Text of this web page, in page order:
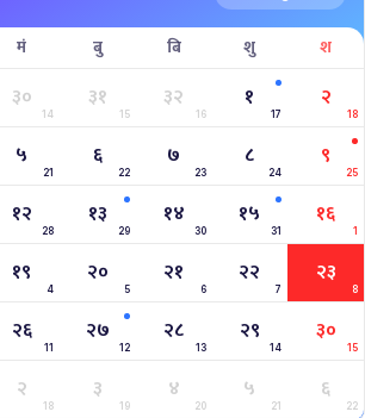
मं बु बि शु श
३०
14
३१
15
३२
16
१
17
२
18
५
21
६
22
७
23
८
24
९
25
१२
28
१३
29
१४
30
१५
31
१६
1
१९
4
२०
5
२१
6
२२
7
२३
8
२६
11
२७
12
२८
13
२९
14
३०
15
२
18
३
19
४
20
५
21
६
22